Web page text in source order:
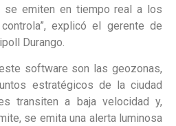
se emiten en tiempo real a los
explicó el gerente de
Durango.
software son las geozonas,
estratégicos de la ciudad
transiten a baja velocidad y,
se emita una alerta luminosa